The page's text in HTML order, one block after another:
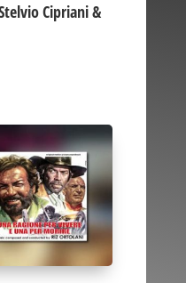
Cipriani &